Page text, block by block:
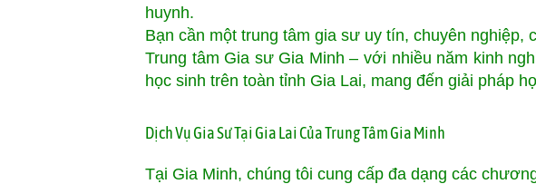
huynh.
Bạn cần một trung tâm gia sư uy tín, chuyên nghiệp,
Trung tâm Gia sư Gia Minh – với nhiều năm kinh
học sinh trên toàn tỉnh Gia Lai, mang đến giải pháp
Dịch Vụ Gia Sư Tại Gia Lai Của Trung Tâm Gia Minh
Tại Gia Minh, chúng tôi cung cấp đa dạng các